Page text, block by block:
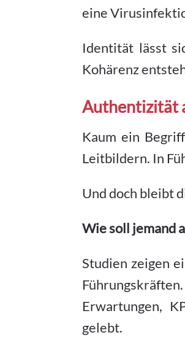
eine
Identität lässt
Kohärenz
Authentizität
Kaum ein
Leitbildern. In
Und doch bleibt
Wie soll jemand
Studien zeigen
Erwartungen,
gelebt.